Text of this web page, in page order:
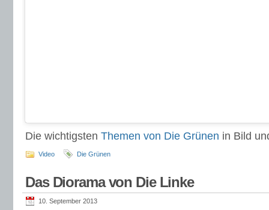
Die wichtigsten Themen von Die Grünen in Bild
Video Die Grünen
Das Diorama von Die Linke
10. September 2013